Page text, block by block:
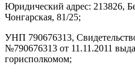
Юридический адрес: 213826,
Чонгарская, 81/25;
УНП 790676313,
№790676313 от 11.11.2011
горисполкомом;